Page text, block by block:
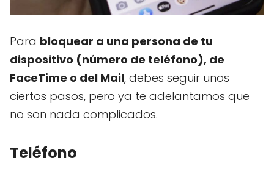
Para bloquear a una persona de tu
dispositivo (número de teléfono), de
FaceTime o del Mail, debes seguir unos
ciertos pasos, pero ya te adelantamos que
no son nada complicados.
Teléfono